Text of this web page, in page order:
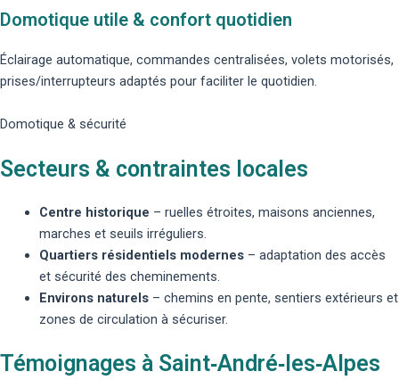
Domotique utile & confort quotidien
Éclairage automatique, commandes centralisées, volets motorisés,
prises/interrupteurs adaptés pour faciliter le quotidien.
Domotique & sécurité
Secteurs & contraintes locales
Centre historique – ruelles étroites, maisons anciennes,
marches et seuils irréguliers.
Quartiers résidentiels modernes– adaptation des accès
et sécurité des cheminements.
Environs naturels– chemins en pente, sentiers extérieurs et
zones de circulation à sécuriser.
Témoignages à Saint‑André‑les‑Alpes